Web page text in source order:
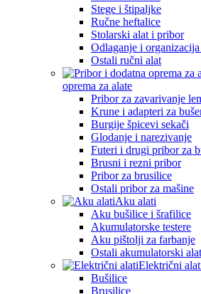
Stege i štipaljke
Ručne heftalice
Stolarski alat i pribor
Odlaganje i organizacija
Ostali ručni alat
oprema za alate
Pribor za zavarivanje
Krune i adapteri za
Burgije špicevi sekači
Glodanje i narezivanje
Futeri i drugi pribor za
Brusni i rezni pribor
Pribor za brusilice
Ostali pribor za mašine
Aku alati
Aku bušilice i šrafilice
Akumulatorske testere
Aku pištolji za farbanje
Ostali akumulatorski
Električni
Bušilice
Brusilice